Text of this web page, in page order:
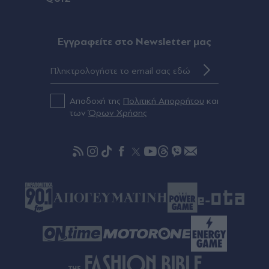
Άρσεναλ, μεταγραφές: Ανακοίνωσε τον Μπρούνο
πριν μία ώρα
"Δεν είναι η Τζορτζίνα": Χαμός στη Μαδέιρα για
τον "γάμο" του Κριστιάνο Ρονάλντο - Χιλιάδες
Eγγραφείτε στο Newsletter μας
Αποδοχή της Πολιτική Απορρήτου και
τωνΌρων Χρήσης